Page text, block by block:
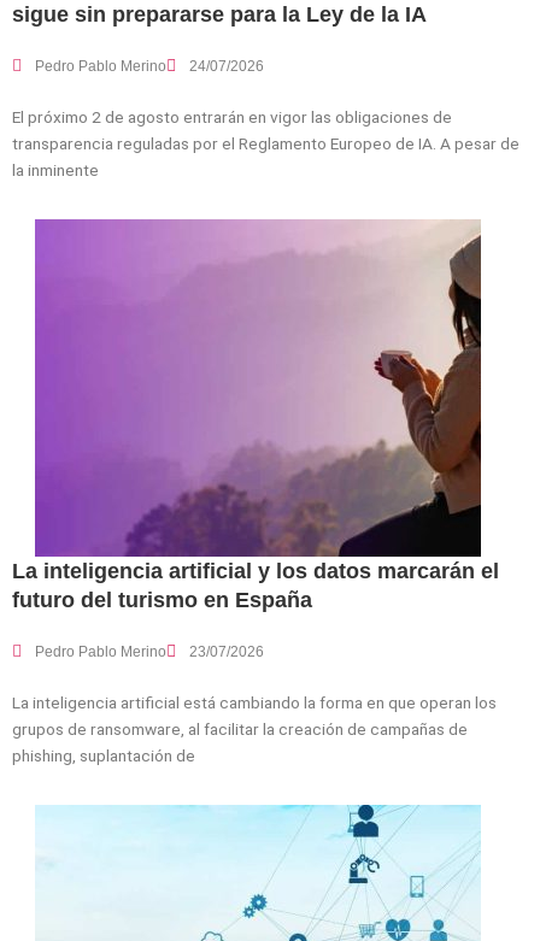
sigue sin prepararse para la Ley de la IA
Pedro Pablo Merino 24/07/2026
El próximo 2 de agosto entrarán en vigor las obligaciones de
transparencia reguladas por el Reglamento Europeo de IA. A pesar de
la inminente
La inteligencia artificial y los datos marcarán el
futuro del turismo en España
Pedro Pablo Merino 23/07/2026
La inteligencia artificial está cambiando la forma en que operan los
grupos de ransomware, al facilitar la creación de campañas de
phishing, suplantación de